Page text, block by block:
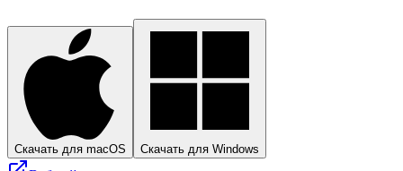
Скачать для macOS Скачать для Windows